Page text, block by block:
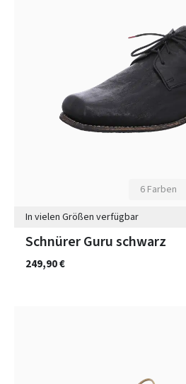
6 Farben
In vielen Größen verfügbar
Schnürer Guru schwarz
249,90 €